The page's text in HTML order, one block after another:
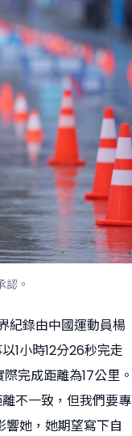
。
紀錄由中國運動員楊
1小時12分26秒完走
完成距離為17公里。
不一致，但我們要專
她，她期望寫下自